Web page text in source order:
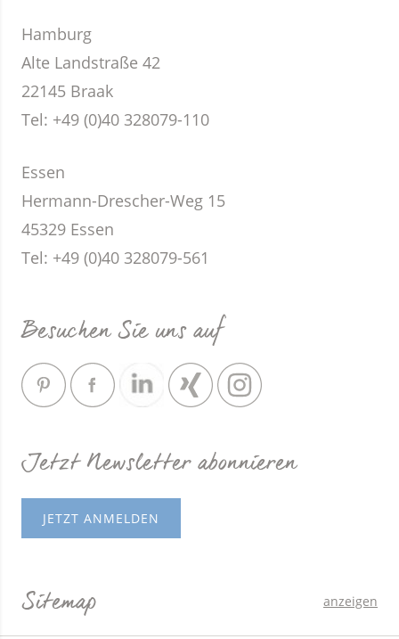
Hamburg
Alte Landstraße 42
22145 Braak
Tel: +49 (0)40 328079-110
Essen
Hermann-Drescher-Weg 15
45329 Essen
Tel: +49 (0)40 328079-561
Besuchen Sie uns auf
Jetzt Newsletter abonnieren
JETZT ANMELDEN
Sitemap anzeigen